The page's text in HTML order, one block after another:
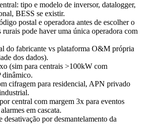
tipo e modelo de inversor, datalogger,
BESS se existir.
postal e operadora antes de escolher o
pode haver uma única operadora com
do fabricante vs plataforma O&M própria
dos dados).
(sim para centrais >100kW com
dinâmico.
cifragem para residencial, APN privado
central com margem 3x para eventos
em cascata.
desativação por desmantelamento da